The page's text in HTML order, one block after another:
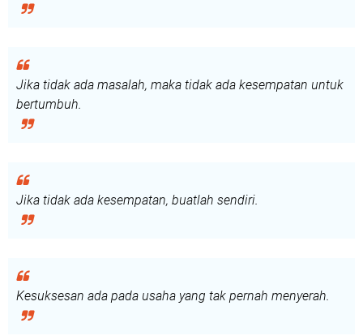
Jika tidak ada masalah, maka tidak ada kesempatan untuk
bertumbuh.
Jika tidak ada kesempatan, buatlah sendiri.
Kesuksesan ada pada usaha yang tak pernah menyerah.